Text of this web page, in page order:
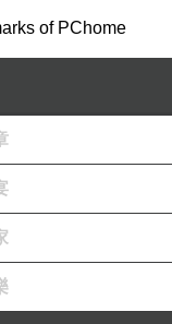
of PChome